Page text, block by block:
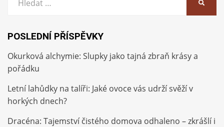
POSLEDNÍ PŘÍSPĚVKY
Okurková alchymie: Slupky jako tajná zbraň krásy a
pořádku
Letní lahůdky na talíři: Jaké ovoce vás udrží svěží v
horkých dnech?
Dracéna: Tajemství čistého domova odhaleno – zkrášlí i